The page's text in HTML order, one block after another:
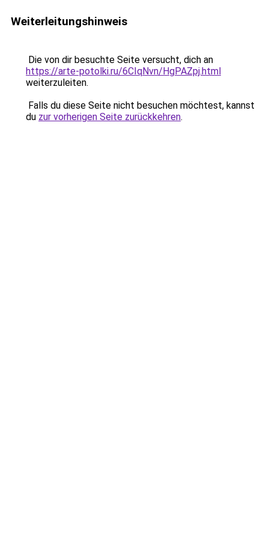
Weiterleitungshinweis
Die von dir besuchte Seite versucht, dich an
https://arte-potolki.ru/6CIqNvn/HgPAZpj.html
weiterzuleiten.
Falls du diese Seite nicht besuchen möchtest, kannst
du zur vorherigen Seite zurückkehren.